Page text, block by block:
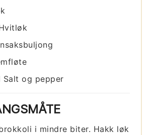
Salt og pepper
i mindre biter. Hakk løk